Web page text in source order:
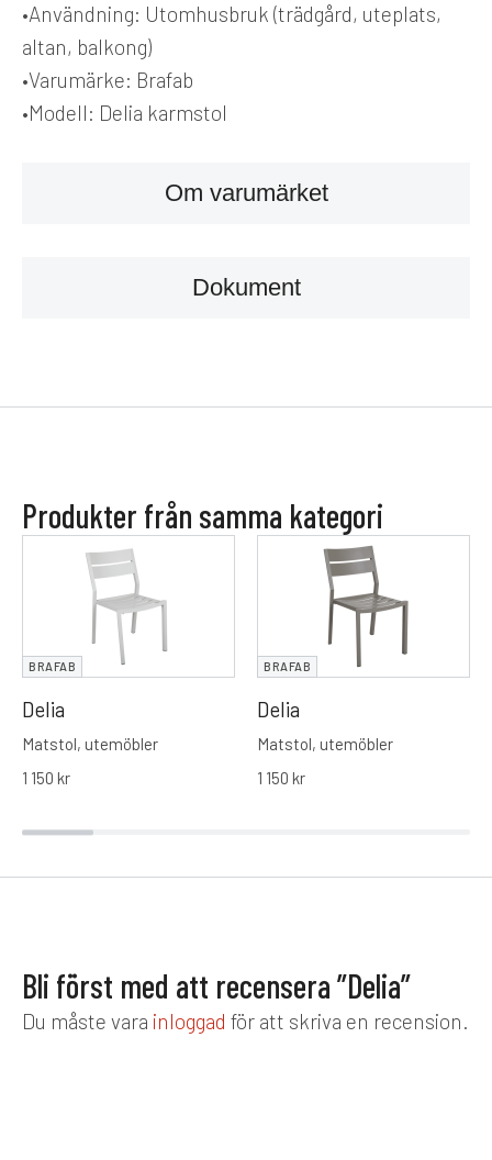
Om varumärket
Dokument
•Användning: Utomhusbruk (trädgård, uteplats,
altan, balkong)
•Varumärke: Brafab
•Modell: Delia karmstol
Produkter från samma kategori
BRAFAB
Delia
Matstol, utemöbler
1 150 kr
BRAFAB
Delia
Matstol, utemöbler
1 150 kr
Bli först med att recensera ”Delia”
Du måste vara inloggad för att skriva en recension.